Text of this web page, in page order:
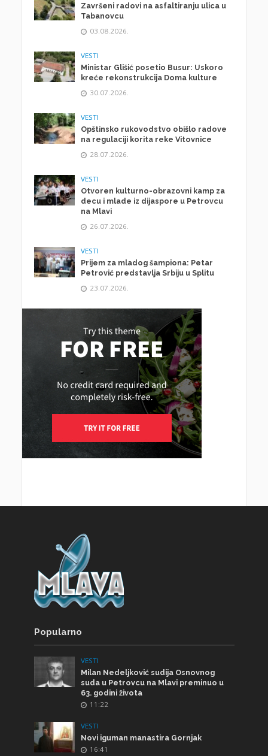
Završeni radovi na asfaltiranju ulica u
Tabanovcu
03.08.2026.
VESTI
Ministar Glišić posetio Busur: Uskoro
kreće rekonstrukcija Doma kulture
30.07.2026.
VESTI
Opštinsko rukovodstvo obišlo radove
na regulaciji korita reke Vitovnice
28.07.2026.
VESTI
Otvoren kulturno-obrazovni kamp za
decu i mlade iz dijaspore u Petrovcu
na Mlavi
26.07.2026.
VESTI
Prijem za mladog šampiona: Petar
Petrović predstavlja Srbiju u Splitu
23.07.2026.
Popularno
VESTI
Milan Nedeljković sudija Osnovnog
suda u Petrovcu na Mlavi preminuo u
63. godini života
11:22
VESTI
Novi iguman manastira Gornjak
16:41